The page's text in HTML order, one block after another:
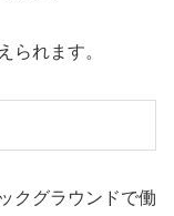
られます。
クグラウンドで働